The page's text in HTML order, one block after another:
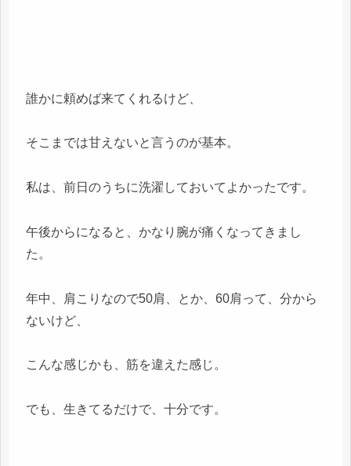
誰かに頼めば来てくれるけど、
そこまでは甘えないと言うのが基本。
私は、前日のうちに洗濯しておいてよかったです。
午後からになると、かなり腕が痛くなってきまし
た。
年中、肩こりなので50肩、とか、60肩って、分から
ないけど、
こんな感じかも、筋を違えた感じ。
でも、生きてるだけで、十分です。